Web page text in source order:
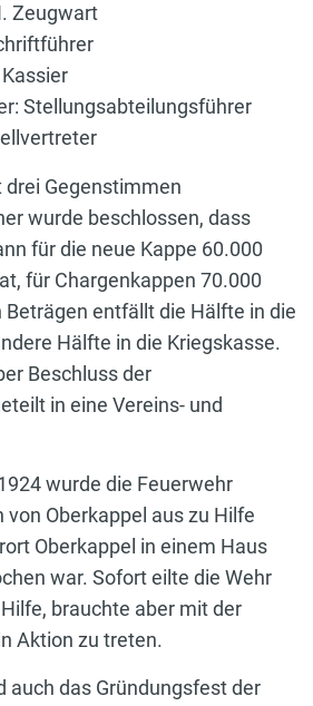
Zeugwart
Stellungsabteilungsführer
drei Gegenstimmen
wurde beschlossen, dass
für die neue Kappe 60.000
für Chargenkappen 70.000
Beträgen entfällt die Hälfte in die
Hälfte in die Kriegskasse.
Beschluss der
in eine Vereins- und
wurde die Feuerwehr
Oberkappel aus zu Hilfe
Oberkappel in einem Haus
war. Sofort eilte die Wehr
brauchte aber mit der
Aktion zu treten.
auch das Gründungsfest der